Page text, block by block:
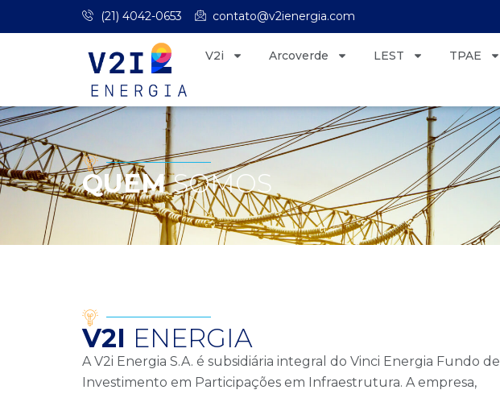
(21) 4042-0653 contato@v2ienergia.com
V2i Arcoverde LEST TPAE
QUEMSOMOS
V2I ENERGIA
A V2i Energia S.A. é subsidiária integral do Vinci Energia Fundo de
Investimento em Participações em Infraestrutura. A empresa,